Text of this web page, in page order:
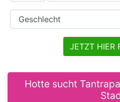
Geschlecht
Hotte sucht